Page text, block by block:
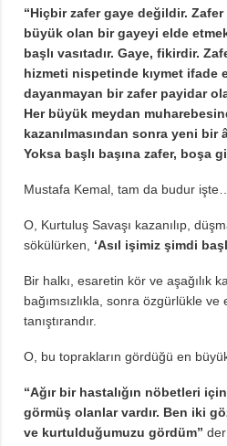
“Hiçbir zafer gaye değildir.
büyük olan bir gayeyi elde
başlı vasıtadır. Gaye, fikirdir.
hizmeti nispetinde kıymet ifade
dayanmayan bir zafer payidar
Her büyük meydan
kazanılmasından sonra yeni bir
Yoksa başlı başına zafer, boşa
Mustafa Kemal, tam da budur işte…
O, Kurtuluş Savaşı kazanılıp,
sökülürken, ‘Asıl işimiz şimdi
Bir halkı, esaretin kör ve aşağılık
bağımsızlıkla, sonra özgürlükle
tanıştırandır.
O, bu toprakların gördüğü en
“Ağır bir hastalığın nöbetleri
görmüş olanlar vardır. Ben iki
ve kurtulduğumuzu gördüm”